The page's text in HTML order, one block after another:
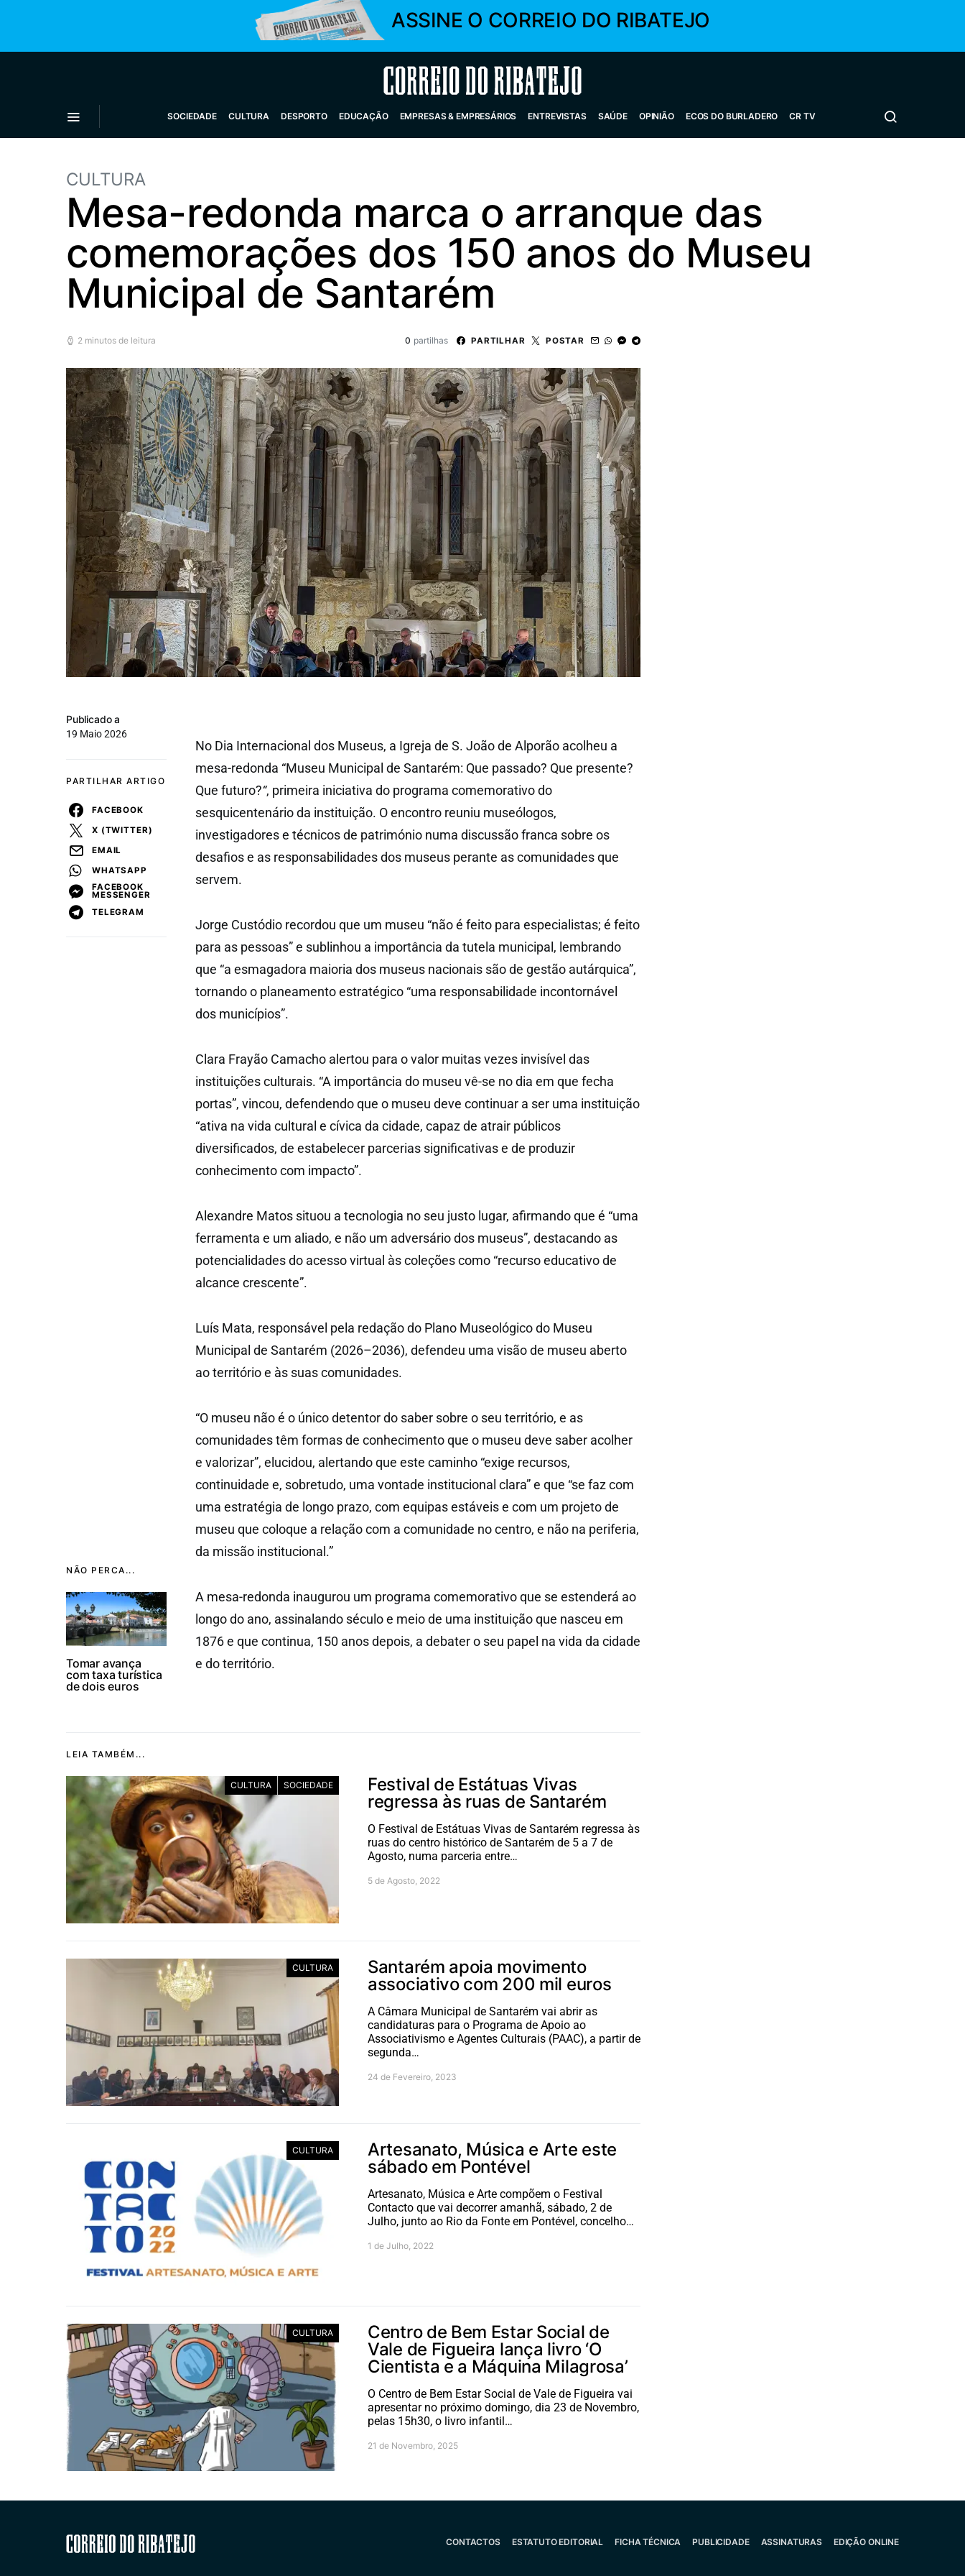
ASSINE O CORREIO DO RIBATEJO
Correio do Ribatejo
SOCIEDADE CULTURA DESPORTO EDUCAÇÃO EMPRESAS & EMPRESÁRIOS ENTREVISTAS SAÚDE OPINIÃO ECOS DO BURLADERO CR TV
CULTURA
Mesa-redonda marca o arranque das
comemorações dos 150 anos do Museu
Municipal de Santarém
2 minutos de leitura 0 partilhas PARTILHAR POSTAR
NÃO PERCA...
Tomar avança
com taxa turística
de dois euros
Publicado a
19 Maio 2026
PARTILHAR ARTIGO
FACEBOOK
X (TWITTER)
EMAIL
WHATSAPP
FACEBOOK
MESSENGER
TELEGRAM
No Dia Internacional dos Museus, a Igreja de S. João de Alporão acolheu a
mesa-redonda “Museu Municipal de Santarém: Que passado? Que presente?
Que futuro?“, primeira iniciativa do programa comemorativo do
sesquicentenário da instituição. O encontro reuniu museólogos,
investigadores e técnicos de património numa discussão franca sobre os
desafios e as responsabilidades dos museus perante as comunidades que
servem.
Jorge Custódio recordou que um museu “não é feito para especialistas; é feito
para as pessoas” e sublinhou a importância da tutela municipal, lembrando
que “a esmagadora maioria dos museus nacionais são de gestão autárquica”,
tornando o planeamento estratégico “uma responsabilidade incontornável
dos municípios”.
Clara Frayão Camacho alertou para o valor muitas vezes invisível das
instituições culturais. “A importância do museu vê-se no dia em que fecha
portas”, vincou, defendendo que o museu deve continuar a ser uma instituição
“ativa na vida cultural e cívica da cidade, capaz de atrair públicos
diversificados, de estabelecer parcerias significativas e de produzir
conhecimento com impacto”.
Alexandre Matos situou a tecnologia no seu justo lugar, afirmando que é “uma
ferramenta e um aliado, e não um adversário dos museus”, destacando as
potencialidades do acesso virtual às coleções como “recurso educativo de
alcance crescente”.
Luís Mata, responsável pela redação do Plano Museológico do Museu
Municipal de Santarém (2026–2036), defendeu uma visão de museu aberto
ao território e às suas comunidades.
“O museu não é o único detentor do saber sobre o seu território, e as
comunidades têm formas de conhecimento que o museu deve saber acolher
e valorizar”, elucidou, alertando que este caminho “exige recursos,
continuidade e, sobretudo, uma vontade institucional clara” e que “se faz com
uma estratégia de longo prazo, com equipas estáveis e com um projeto de
museu que coloque a relação com a comunidade no centro, e não na periferia,
da missão institucional.”
A mesa-redonda inaugurou um programa comemorativo que se estenderá ao
longo do ano, assinalando século e meio de uma instituição que nasceu em
1876 e que continua, 150 anos depois, a debater o seu papel na vida da cidade
e do território.
LEIA TAMBÉM...
CULTURA SOCIEDADE
Festival de Estátuas Vivas
regressa às ruas de Santarém
O Festival de Estátuas Vivas de Santarém regressa às
ruas do centro histórico de Santarém de 5 a 7 de
Agosto, numa parceria entre…
5 de Agosto, 2022
CULTURA
Santarém apoia movimento
associativo com 200 mil euros
A Câmara Municipal de Santarém vai abrir as
candidaturas para o Programa de Apoio ao
Associativismo e Agentes Culturais (PAAC), a partir de
segunda…
24 de Fevereiro, 2023
CULTURA
Artesanato, Música e Arte este
sábado em Pontével
Artesanato, Música e Arte compõem o Festival
Contacto que vai decorrer amanhã, sábado, 2 de
Julho, junto ao Rio da Fonte em Pontével, concelho…
1 de Julho, 2022
CULTURA
Centro de Bem Estar Social de
Vale de Figueira lança livro ‘O
Cientista e a Máquina Milagrosa’
O Centro de Bem Estar Social de Vale de Figueira vai
apresentar no próximo domingo, dia 23 de Novembro,
pelas 15h30, o livro infantil…
21 de Novembro, 2025
Correio do Ribatejo CONTACTOS ESTATUTO EDITORIAL FICHA TÉCNICA PUBLICIDADE ASSINATURAS EDIÇÃO ONLINE